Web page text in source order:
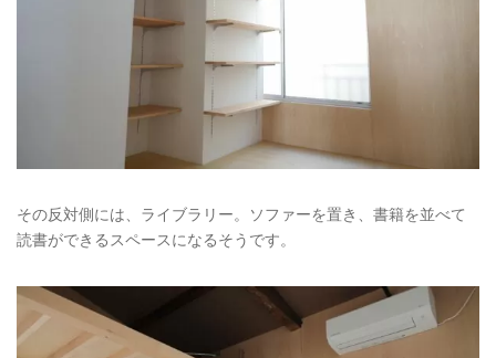
その反対側には、ライブラリー。ソファーを置き、書籍を並べて
読書ができるスペースになるそうです。